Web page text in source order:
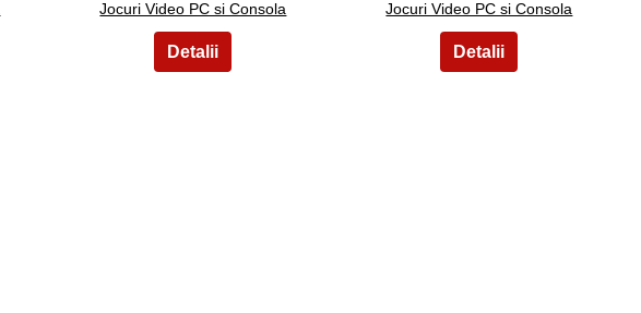
Jocuri Video PC si Consola Jocuri Video PC si Consola